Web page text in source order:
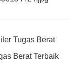
Tugas Berat
Berat Terbaik